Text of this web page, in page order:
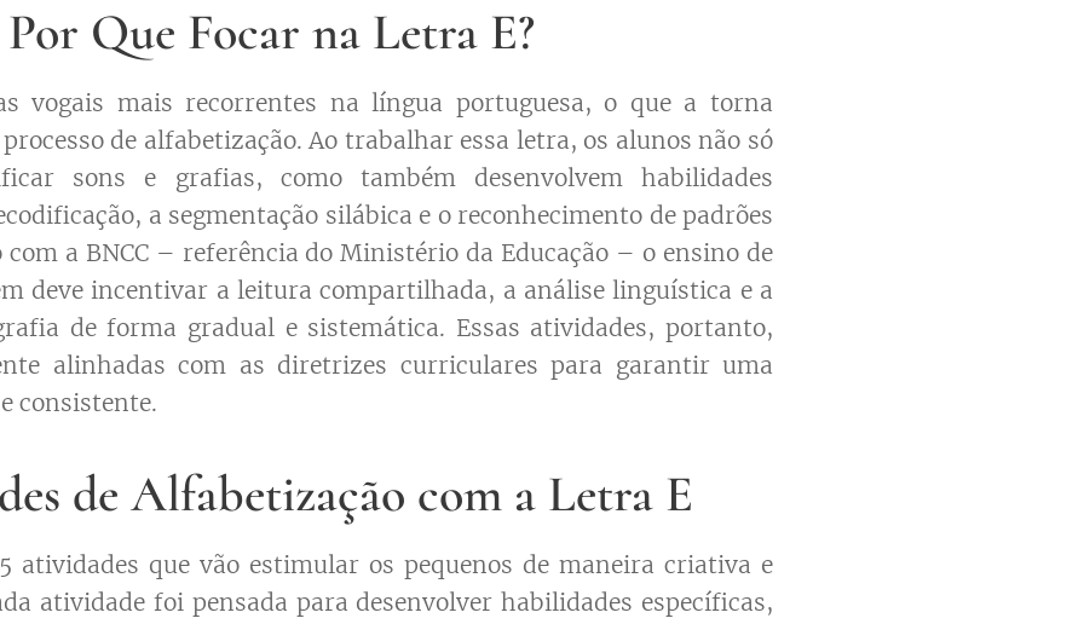
Por Que Focar na Letra E?
vogais mais recorrentes na língua portuguesa, o que a torna
de alfabetização. Ao trabalhar essa letra, os alunos não só
sons e grafias, como também desenvolvem habilidades
a segmentação silábica e o reconhecimento de padrões
com a BNCC – referência do Ministério da Educação – o ensino de
deve incentivar a leitura compartilhada, a análise linguística e a
de forma gradual e sistemática. Essas atividades, portanto,
alinhadas com as diretrizes curriculares para garantir uma
consistente.
de Alfabetização com a Letra E
atividades que vão estimular os pequenos de maneira criativa e
atividade foi pensada para desenvolver habilidades específicas,